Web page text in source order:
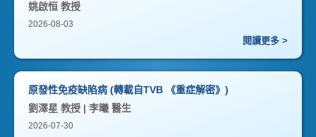
姚啟恒 教授
2026-08-03
閱讀更多 >
原發性免疫缺陷病 (轉載自TVB 《重症解密》)
劉澤星 教授 | 李曦 醫生
2026-07-30